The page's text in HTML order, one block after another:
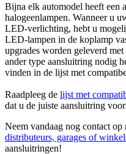
Bijna elk automodel heeft een
halogeenlampen. Wanneer u
LED-verlichting, hebt u
LED-lampen in de koplamp
upgrades worden geleverd
ander type aansluitring nodig
vinden in de lijst met
Raadpleeg de lijst met
dat u de juiste aansluitring
Neem vandaag nog contact op
distributeurs, garages of
aansluitringen!